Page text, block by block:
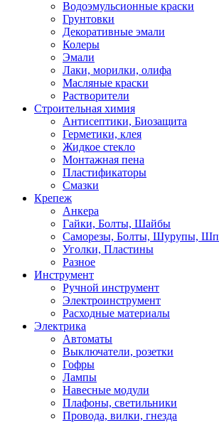
Водоэмульсионные краски
Грунтовки
Декоративные эмали
Колеры
Эмали
Лаки, морилки, олифа
Масляные краски
Растворители
Строительная химия
Антисептики, Биозащита
Герметики, клея
Жидкое стекло
Монтажная пена
Пластификаторы
Смазки
Крепеж
Анкера
Гайки, Болты, Шайбы
Саморезы, Болты, Шурупы,
Уголки, Пластины
Разное
Инструмент
Ручной инструмент
Электроинструмент
Расходные материалы
Электрика
Автоматы
Выключатели, розетки
Гофры
Лампы
Навесные модули
Плафоны, светильники
Провода, вилки, гнезда